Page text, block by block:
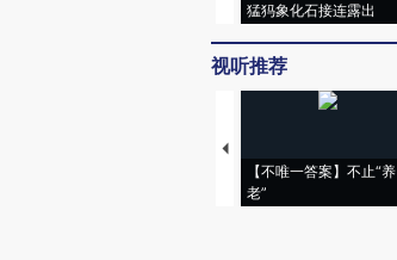
猛犸象化石接连露出
视听推荐
【不唯一答案】不止“养
老”